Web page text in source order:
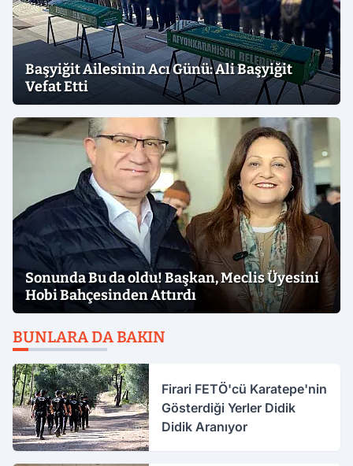
Başyiğit Ailesinin Acı Günü: Ali Başyiğit
Vefat Etti
Sonunda Bu da oldu! Başkan, Meclis Üyesini
Hobi Bahçesinden Attırdı
BUNLARA DA BAKIN
Firari FETÖ'cü Karatepe'nin
Gösterdiği Yerler Didik
Didik Aranıyor